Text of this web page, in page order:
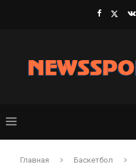
Главная Баскетбол